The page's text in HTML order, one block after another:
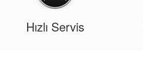
Hızlı Servis